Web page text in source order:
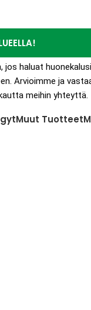
jos haluat
Arvioimme ja
meihin yhteyttä.
Muut Tuotteet